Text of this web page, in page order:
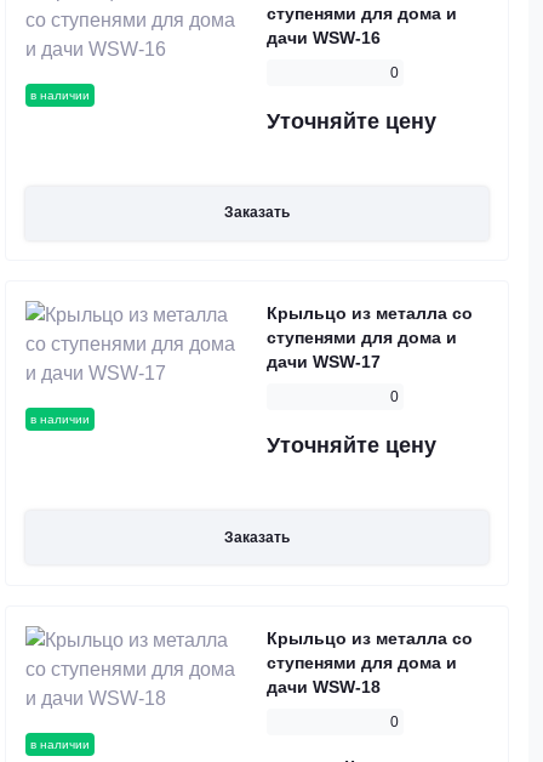
в наличии
ступенями для дома и
дачи WSW-16
0
Уточняйте цену
Заказать
в наличии
Крыльцо из металла со
ступенями для дома и
дачи WSW-17
0
Уточняйте цену
Заказать
в наличии
Крыльцо из металла со
ступенями для дома и
дачи WSW-18
0